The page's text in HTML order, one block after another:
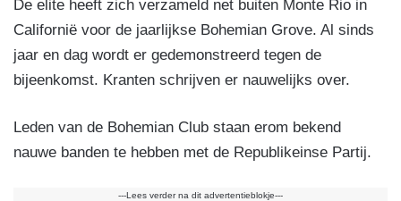
o
k
p
De elite heeft zich verzameld net buiten Monte Rio in
Californië voor de jaarlijkse Bohemian Grove. Al sinds
jaar en dag wordt er gedemonstreerd tegen de
bijeenkomst. Kranten schrijven er nauwelijks over.
Leden van de Bohemian Club staan erom bekend
nauwe banden te hebben met de Republikeinse Partij.
---Lees verder na dit advertentieblokje---